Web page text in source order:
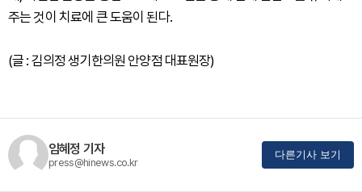
주는 것이 치료에 큰 도움이 된다.
(글 : 김의정 생기한의원 안양점 대표원장)
임혜정 기자
press@hinews.co.kr
다른기사 보기